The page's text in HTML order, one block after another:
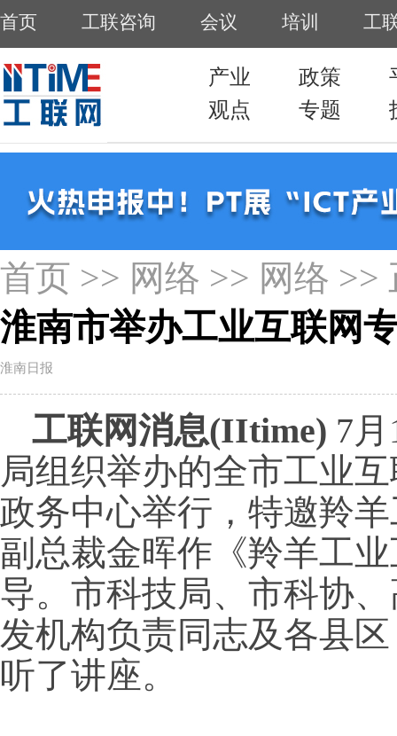
首页 >> 网络 >> 网络 >>
淮南市举办工业互联网
淮南日报
工联网消息(IItime) 7
局组织举办的全市工业
政务中心举行，特邀羚
副总裁金晖作《羚羊工
导。市科技局、市科协
发机构负责同志及各县
听了讲座。